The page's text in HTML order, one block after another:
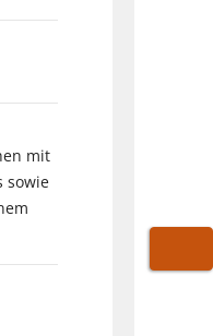
mit
sowie